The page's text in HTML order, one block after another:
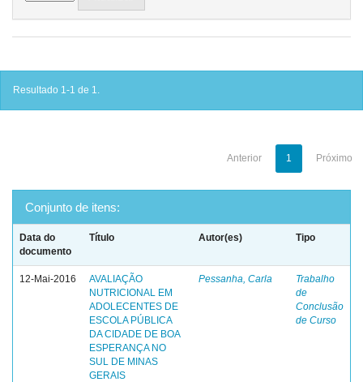
Resultado 1-1 de 1.
Anterior 1 Próximo
Conjunto de itens:
Data do
documento
Título Autor(es) Tipo
12-Mai-2016
AVALIAÇÃO
NUTRICIONAL EM
ADOLECENTES DE
ESCOLA PÚBLICA
DA CIDADE DE BOA
ESPERANÇA NO
SUL DE MINAS
GERAIS
Pessanha, Carla
Trabalho
de
Conclusão
de Curso